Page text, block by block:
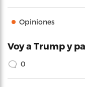
Opiniones
Voy a Trump y
0